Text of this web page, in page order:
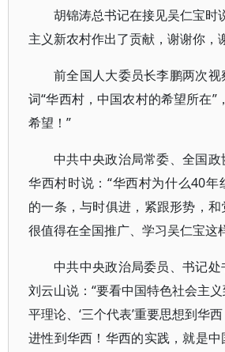
胡锦涛总书记在接见吴仁宝时
主义新农村作出了贡献，谢谢你，
前全国人大委员长李鹏两次
词“华西村，中国农村的希望所在”
希望！”
中共中央政治局常委、全国
华西村时说：“华西村为什么40年
的一条，与时俱进，紧跟形势，和
很值得在全国推广、学习吴仁宝这
中共中央政治局委员、书记
刘云山说：“要看中国特色社会主
平理论、‘三个代表’重要思想到华
进性到华西！华西的实践，就是